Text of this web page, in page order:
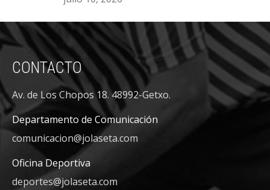
CONTACTO
Av. de Los Chopos 18. 48992-Getxo.
Departamento de Comunicación
comunicacion@jolaseta.com
Oficina Deportiva
deportes@jolaseta.com